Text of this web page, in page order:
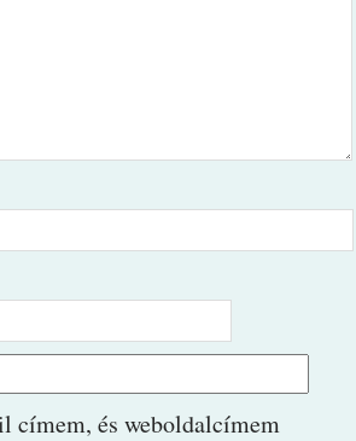
címem, és weboldalcímem